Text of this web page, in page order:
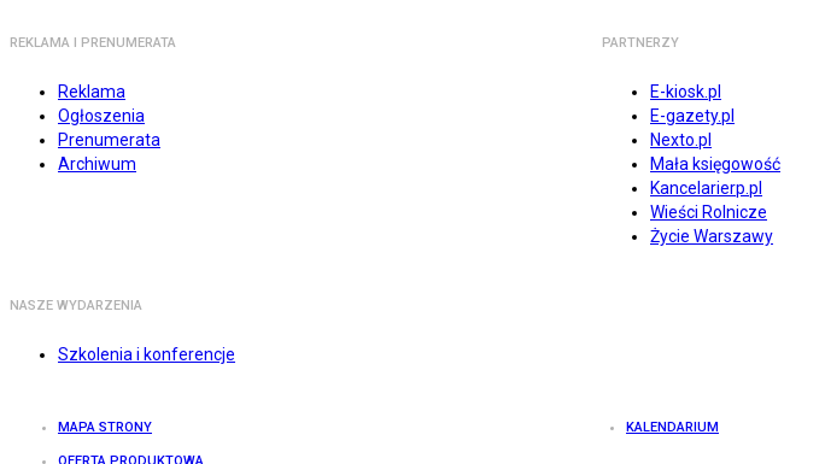
REKLAMA I PRENUMERATA
Reklama
Ogłoszenia
Prenumerata
Archiwum
PARTNERZY
E-kiosk.pl
E-gazety.pl
Nexto.pl
Mała księgowość
Kancelarierp.pl
Wieści Rolnicze
Życie Warszawy
NASZE WYDARZENIA
Szkolenia i konferencje
MAPA STRONY KALENDARIUM